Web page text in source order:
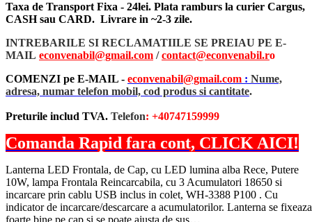
Taxa de Transport Fixa - 24lei. Plata ramburs la curier Cargus,
CASH sau CARD. Livrare in ~2-3 zile.
INTREBARILE SI RECLAMATIILE SE PREIAU PE E-
MAIL econvenabil@gmail.com /contact@econvenabil.ro
COMENZI pe E-MAIL - econvenabil@gmail.com : Nume,
adresa, numar telefon mobil, cod produs si cantitate.
Preturile includ TVA. Telefon: +40747159999
Comanda Rapid fara cont, CLICK AICI!
Lanterna LED Frontala, de Cap, cu LED lumina alba Rece, Putere
10W, lampa Frontala Reincarcabila, cu 3 Acumulatori 18650 si
incarcare prin cablu USB inclus in colet, WH-3388 P100 . Cu
indicator de incarcare/descarcare a acumulatorilor. Lanterna se fixeaza